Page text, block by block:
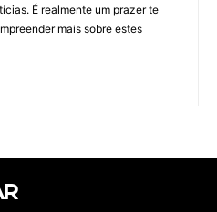
É realmente um prazer te
mais sobre estes